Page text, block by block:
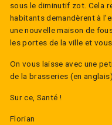
sous le diminutif zot. Cela
habitants demandèrent à
une nouvelle maison de
les portes de la ville et
On vous laisse avec une
de la brasseries (en anglais)
Sur ce, Santé !
Florian